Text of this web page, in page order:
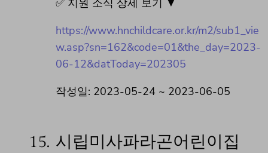
✅ 지원 소식 상세 보기 ▼
https://www.hnchildcare.or.kr/m2/sub1_vie
w.asp?sn=162&code=01&the_day=2023-
06-12&datToday=202305
작성일: 2023-05-24 ~ 2023-06-05
15. 시립미사파라곤어린이집